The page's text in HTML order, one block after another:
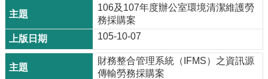
106及107年度辦公室環境清潔維護勞
務採購案
105-10-07
財務整合管理系統（IFMS）之資訊源
傳輸勞務採購案